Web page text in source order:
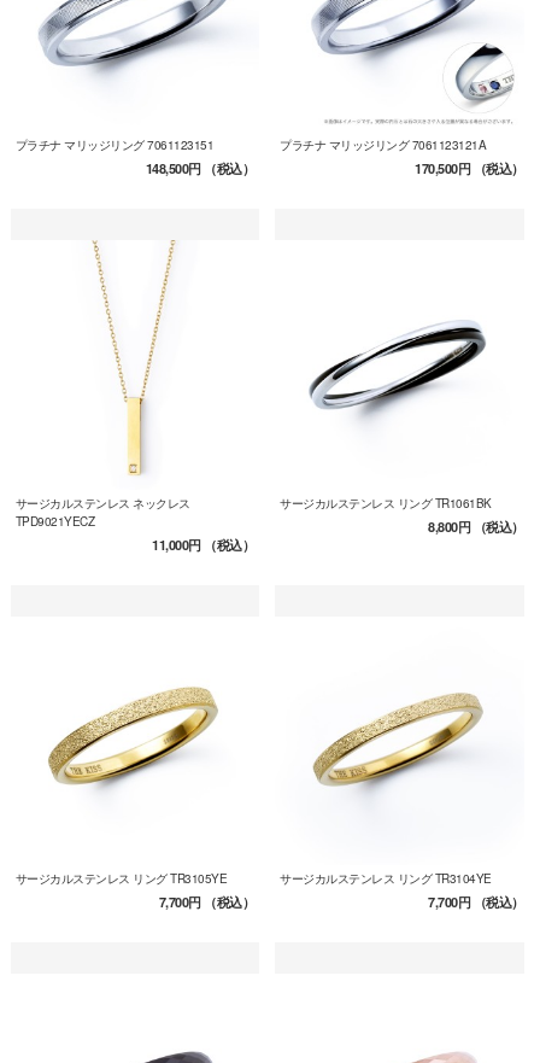
プラチナ マリッジリング 7061123151
148,500円（税込）
プラチナ マリッジリング 7061123121A
170,500円（税込）
サージカルステンレス ネックレス
TPD9021YECZ
11,000円（税込）
サージカルステンレス リング TR1061BK
8,800円（税込）
サージカルステンレス リング TR3105YE
7,700円（税込）
サージカルステンレス リング TR3104YE
7,700円（税込）